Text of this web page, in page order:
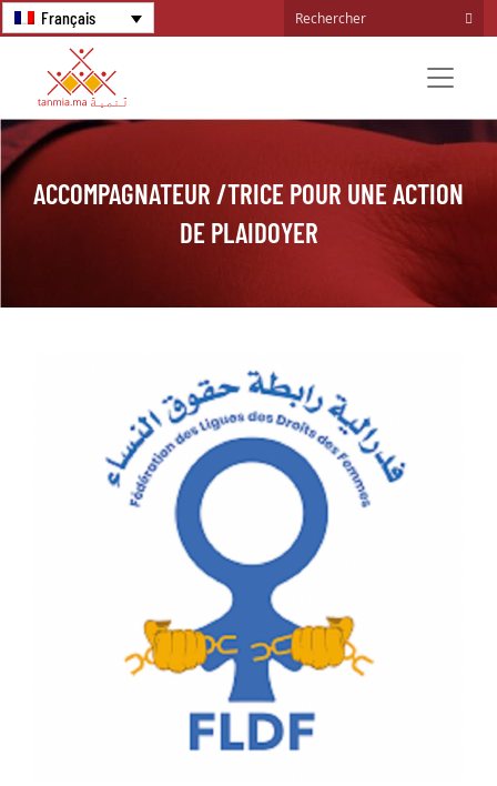
Français
ACCOMPAGNATEUR /TRICE POUR UNE ACTION
DE PLAIDOYER